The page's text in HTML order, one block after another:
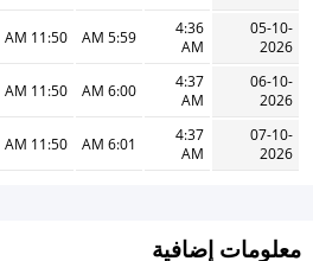
05-10-
2026
4:36
AM
5:59 AM
11:50 AM
06-10-
2026
4:37
AM
6:00 AM
11:50 AM
07-10-
2026
4:37
AM
6:01 AM
11:50 AM
معلومات إضافية